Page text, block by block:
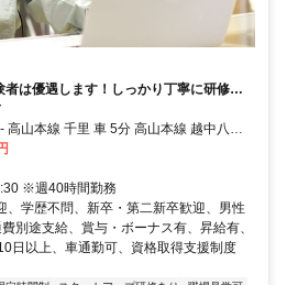
は優遇します！しっかり丁寧に研修し
ある職場です
高山本線 千里 車 5分 高山本線 越中八尾
分 富山市婦中町 千里交差点すぐそば
※週40時間勤務
、学歴不問、新卒・第二新卒歓迎、男性
別途支給、賞与・ボーナス有、昇給有、
日以上、車通勤可、資格取得支援制度